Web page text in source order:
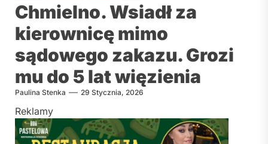
Chmielno. Wsiadł za
kierownicę mimo
sądowego zakazu. Grozi
mu do 5 lat więzienia
Paulina Stenka 29 Stycznia, 2026
Reklamy